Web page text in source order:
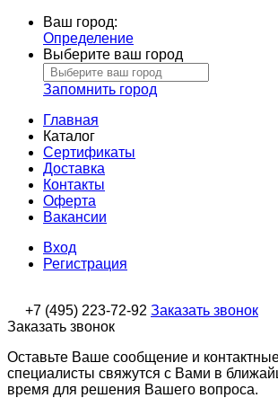
Ваш город:
Определение
Выберите ваш город
Запомнить город
Главная
Каталог
Сертификаты
Доставка
Контакты
Оферта
Вакансии
Вход
Регистрация
+7 (495) 223-72-92 Заказать звонок
Заказать звонок
Оставьте Ваше сообщение и
специалисты свяжутся с Вами в
время для решения Вашего вопроса.